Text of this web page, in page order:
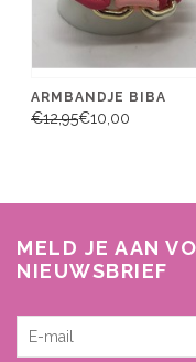
ARMBANDJE BIBA
€12,95€10,00
MELD JE AAN
NIEUWSBRIEF